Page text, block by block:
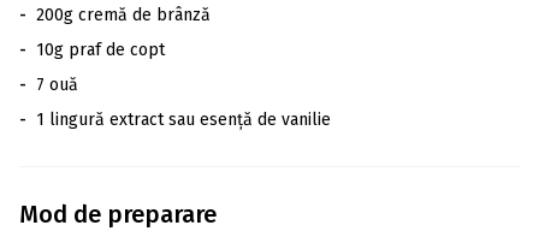
- 200g cremă de brânză
- 10g praf de copt
- 7 ouă
- 1 lingură extract sau esență de vanilie
Mod de preparare